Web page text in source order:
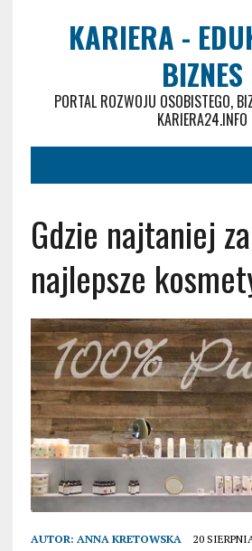
KARIERA -
BIZNES
PORTAL ROZWOJU OSOBISTEGO,
KARIERA24.INFO
Gdzie najtaniej
najlepsze
AUTOR: ANNA KRETOWSKA 20